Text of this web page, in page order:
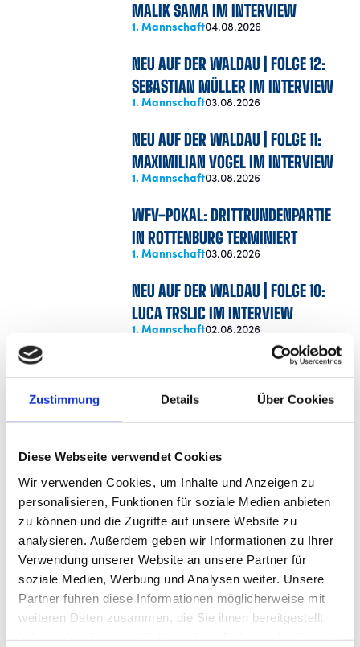
Zustimmung Details Über Cookies
Diese Webseite verwendet Cookies
Wir verwenden Cookies, um Inhalte und Anzeigen zu
personalisieren, Funktionen für soziale Medien anbieten
zu können und die Zugriffe auf unsere Website zu
analysieren. Außerdem geben wir Informationen zu Ihrer
Verwendung unserer Website an unsere Partner für
soziale Medien, Werbung und Analysen weiter. Unsere
Partner führen diese Informationen möglicherweise mit
weiteren Daten zusammen, die Sie ihnen bereitgestellt
MALIK SAMA IM INTERVIEW
1. Mannschaft04.08.2026
NEU AUF DER WALDAU | FOLGE 12:
SEBASTIAN MÜLLER IM INTERVIEW
1. Mannschaft03.08.2026
NEU AUF DER WALDAU | FOLGE 11:
MAXIMILIAN VOGEL IM INTERVIEW
1. Mannschaft03.08.2026
WFV-POKAL: DRITTRUNDENPARTIE
IN ROTTENBURG TERMINIERT
1. Mannschaft03.08.2026
NEU AUF DER WALDAU | FOLGE 10:
LUCA TRSLIC IM INTERVIEW
1. Mannschaft02.08.2026
NEU AUF DER WALDAU | FOLGE 9:
BEN-LUCA FISHER IM INTERVIEW
1. Mannschaft 02.08.2026
CHRISTOPH MEISTER IM INTERVIEW
1. Mannschaft02.08.2026
FÖRDERKREIS UNTERSTÜTZT
NACHWUCHSARBEIT DER
STUTTGARTER KICKERS
Nachwuchs01.08.2026
WFV-POKAL: KICKERS TREFFEN IN 3.
RUNDE AUF DEN FC ROTTENBURG